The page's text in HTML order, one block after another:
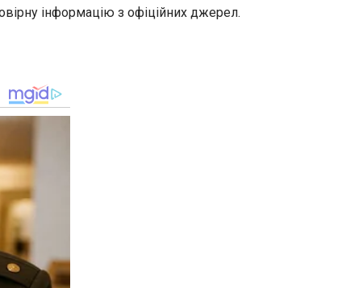
інформацію з офіційних джерел.